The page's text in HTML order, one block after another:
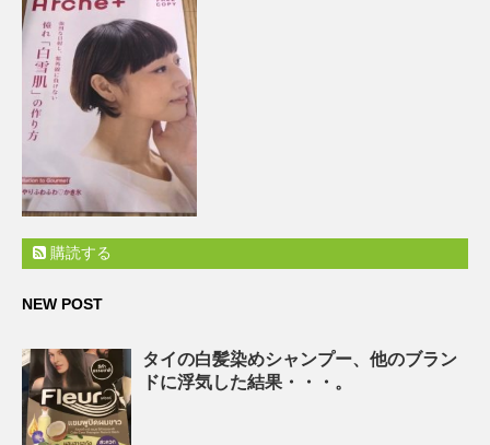
購読する
NEW POST
タイの白髪染めシャンプー、他のブラン
ドに浮気した結果・・・。